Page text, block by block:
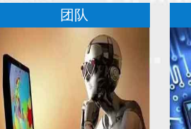
新春佳节在
力工作天天玩
员工食堂24
团队